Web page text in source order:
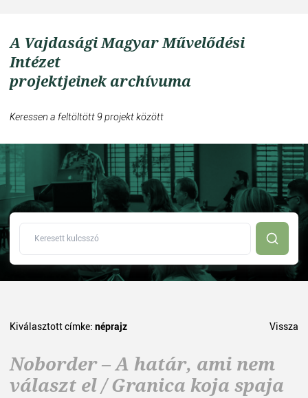
A Vajdasági Magyar Művelődési
Intézet
projektjeinek archívuma
Keressen a feltöltött 9 projekt között
Kiválasztott címke: néprajz Vissza
Noborder – A határ, ami nem
választ el / Granica koja spaja